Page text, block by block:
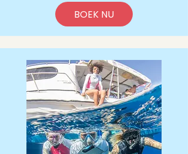
BOEK NU